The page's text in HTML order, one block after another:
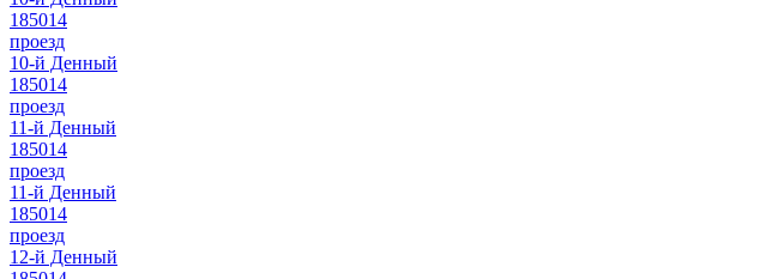
185014
проезд
10-й Денный
185014
проезд
11-й Денный
185014
проезд
11-й Денный
185014
проезд
12-й Денный